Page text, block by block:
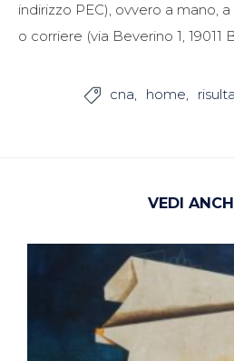
indirizzo PEC), ovvero a mano,
o corriere (via Beverino 1, 19011
 cna home
VEDI